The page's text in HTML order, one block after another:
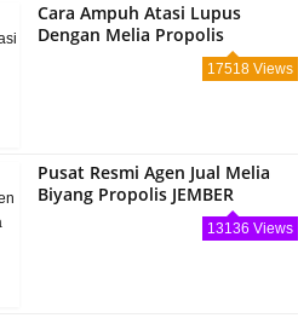
Cara Ampuh Atasi Lupus
Dengan Melia Propolis
17518 Views
Pusat Resmi Agen Jual Melia
Biyang Propolis JEMBER
13136 Views